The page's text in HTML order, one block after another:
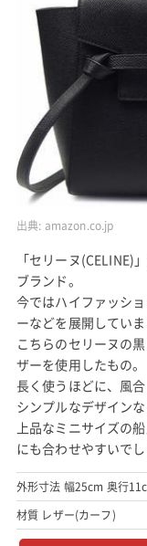
出典: amazon.co.jp
「セリーヌ(CELINE)
ブランド。
今ではハイファッシ
ーなどを展開していま
こちらのセリーヌの
ザーを使用したもの。
長く使うほどに、風
シンプルなデザイン
上品なミニサイズの
にも合わせやすいでし
外形寸法 幅25cm 奥行
材質 レザー(カーフ)